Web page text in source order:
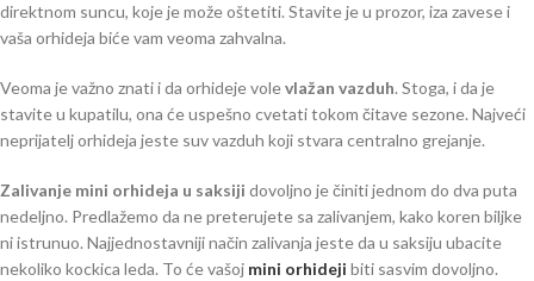
direktnom suncu, koje je može oštetiti. Stavite je u prozor, iza zavese i
vaša orhideja biće vam veoma zahvalna.
Veoma je važno znati i da orhideje volevlažan vazduh. Stoga, i da je
stavite u kupatilu, ona će uspešno cvetati tokom čitave sezone. Najveći
neprijatelj orhideja jeste suv vazduh koji stvara centralno grejanje.
Zalivanje mini orhideja u saksiji dovoljno je činiti jednom do dva puta
nedeljno. Predlažemo da ne preterujete sa zalivanjem, kako koren biljke
ni istrunuo. Najjednostavniji način zalivanja jeste da u saksiju ubacite
nekoliko kockica leda. To će vašoj mini orhideji biti sasvim dovoljno.